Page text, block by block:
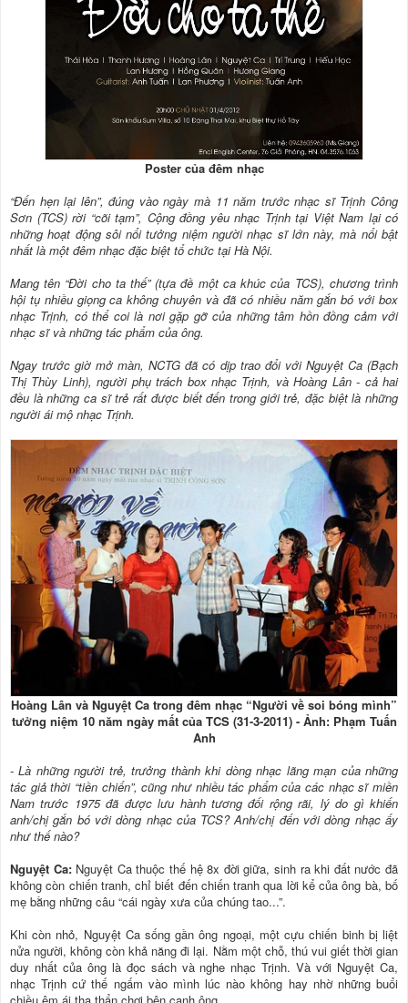
Poster của đêm nhạc
“Ðến hẹn lại lên”, đúng vào ngày mà 11 năm trước nhạc sĩ Trịnh Công
Sơn (TCS) rời “cõi tạm”, Cộng đồng yêu nhạc Trịnh tại Việt Nam lại có
những hoạt động sôi nổi tưởng niệm người nhạc sĩ lớn này, mà nổi bật
nhất là một đêm nhạc đặc biệt tổ chức tại Hà Nội.
Mang tên “Đời cho ta thế” (tựa đề một ca khúc của TCS), chương trình
hội tụ nhiều giọng ca không chuyên và đã có nhiều năm gắn bó với box
nhạc Trịnh, có thể coi là nơi gặp gỡ của những tâm hồn đồng cảm với
nhạc sĩ và những tác phẩm của ông.
Ngay trước giờ mở màn, NCTG đã có dịp trao đổi với Nguyệt Ca (Bạch
Thị Thùy Linh), người phụ trách box nhạc Trịnh, và Hoàng Lân - cả hai
đều là những ca sĩ trẻ rất được biết đến trong giới trẻ, đặc biệt là những
người ái mộ nhạc Trịnh.
Hoàng Lân và Nguyệt Ca trong đêm nhạc “Người về soi bóng mình”
tưởng niệm 10 năm ngày mất của TCS (31-3-2011) - Ảnh: Phạm Tuấn
Anh
- Là những người trẻ, trưởng thành khi dòng nhạc lãng mạn của những
tác giả thời “tiền chiến”, cũng như nhiều tác phẩm của các nhạc sĩ miền
Nam trước 1975 đã được lưu hành tương đối rộng rãi, lý do gì khiến
anh/chị gắn bó với dòng nhạc của TCS? Anh/chị đến với dòng nhạc ấy
như thế nào?
Nguyệt Ca:Nguyệt Ca thuộc thế hệ 8x đời giữa, sinh ra khi đất nước đã
không còn chiến tranh, chỉ biết đến chiến tranh qua lời kể của ông bà, bố
mẹ bằng những câu “cái ngày xưa của chúng tao...”.
Khi còn nhỏ, Nguyệt Ca sống gần ông ngoại, một cựu chiến binh bị liệt
nửa người, không còn khả năng đi lại. Nằm một chỗ, thú vui giết thời gian
duy nhất của ông là đọc sách và nghe nhạc Trịnh. Và với Nguyệt Ca,
nhạc Trịnh cứ thế ngấm vào mình lúc nào không hay nhờ những buổi